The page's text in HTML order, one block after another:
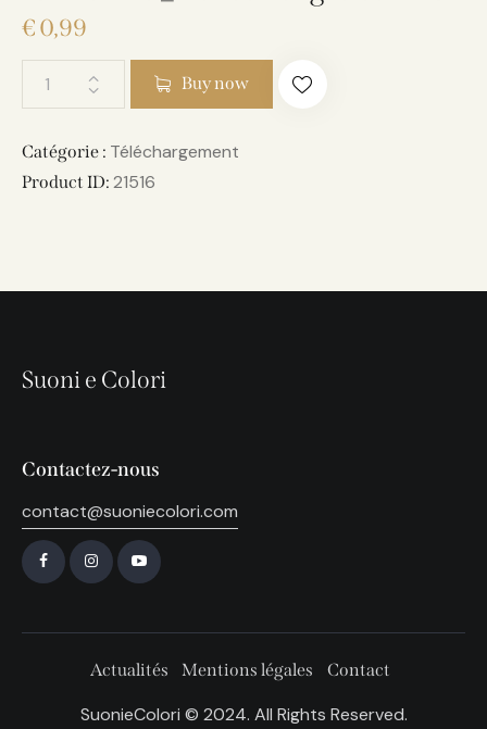
€0,99
Buy now
Catégorie : Téléchargement
Product ID: 21516
Suoni e Colori
Contactez-nous
contact@suoniecolori.com
Actualités Mentions légales Contact
SuonieColori © 2024. All Rights Reserved.